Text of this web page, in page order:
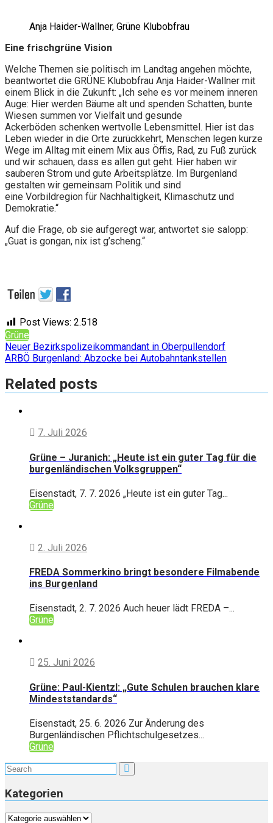
Anja Haider-Wallner, Grüne Klubobfrau
Eine frischgrüne Vision
Welche Themen sie politisch im Landtag angehen möchte,
beantwortet die GRÜNE Klubobfrau Anja Haider-Wallner mit
einem Blick in die Zukunft: „Ich sehe es vor meinem inneren
Auge: Hier werden Bäume alt und spenden Schatten, bunte
Wiesen summen vor Vielfalt und gesunde
Ackerböden schenken wertvolle Lebensmittel. Hier ist das
Leben wieder in die Orte zurückkehrt, Menschen legen kurze
Wege im Alltag mit einem Mix aus Öffis, Rad, zu Fuß zurück
und wir schauen, dass es allen gut geht. Hier haben wir
sauberen Strom und gute Arbeitsplätze. Im Burgenland
gestalten wir gemeinsam Politik und sind
eine Vorbildregion für Nachhaltigkeit, Klimaschutz und
Demokratie.“
Auf die Frage, ob sie aufgeregt war, antwortet sie salopp:
„Guat is gongan, nix ist g’scheng.“
Post Views: 2.518
Grüne
Beitragsnavigation
Neuer Bezirkspolizeikommandant in Oberpullendorf
ARBÖ Burgenland: Abzocke bei Autobahntankstellen
Related posts
7. Juli 2026
Grüne – Juranich: „Heute ist ein guter Tag für die
burgenländischen Volksgruppen“
Eisenstadt, 7. 7. 2026 „Heute ist ein guter Tag...
Grüne
2. Juli 2026
FREDA Sommerkino bringt besondere Filmabende
ins Burgenland
Eisenstadt, 2. 7. 2026 Auch heuer lädt FREDA –...
Grüne
25. Juni 2026
Grüne: Paul-Kientzl: „Gute Schulen brauchen klare
Mindeststandards“
Eisenstadt, 25. 6. 2026 Zur Änderung des
Burgenländischen Pflichtschulgesetzes...
Grüne
Kategorien
Kategorien